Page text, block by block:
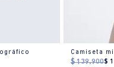
$ 139.900$